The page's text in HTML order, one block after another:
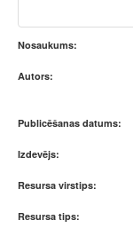
Nosaukums:
Autors:
Publicēšanas datums:
Izdevējs:
Resursa virstips:
Resursa tips: